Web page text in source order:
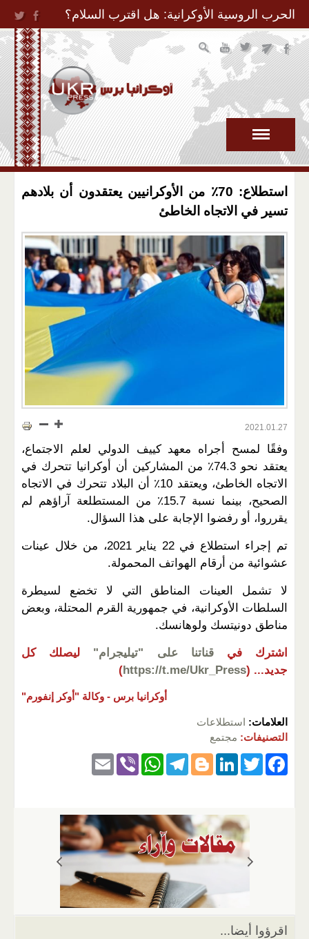
Jump to Navigation
الحرب الروسية الأوكرانية: هل اقترب السلام؟
استطلاع: 70٪ من الأوكرانيين يعتقدون أن بلادهم
تسير في الاتجاه الخاطئ
2021.01.27
وفقًا لمسح أجراه معهد كييف الدولي لعلم الاجتماع،
يعتقد نحو 74.3٪ من المشاركين أن أوكرانيا تتحرك في
الاتجاه الخاطئ، ويعتقد 10٪ أن البلاد تتحرك في الاتجاه
الصحيح، بينما نسبة 15.7٪ من المستطلعة آراؤهم لم
يقرروا، أو رفضوا الإجابة على هذا السؤال.
تم إجراء استطلاع في 22 يناير 2021، من خلال عينات
عشوائية من أرقام الهواتف المحمولة.
لا تشمل العينات المناطق التي لا تخضع لسيطرة
السلطات الأوكرانية، في جمهورية القرم المحتلة، وبعض
مناطق دونيتسك ولوهانسك.
اشترك في قناتنا على "تيليجرام"
ليصلك كل
جديد... (
https://t.me/Ukr_Press
)
أوكرانيا برس - وكالة "أوكر إنفورم"
العلامات: استطلاعات
التصنيفات: مجتمع
F
k
T
er
Li
e
dI
Bl
g
er
T
gr
a
m
W
s
A
p
p
Vi
اقرؤوا أيضا...